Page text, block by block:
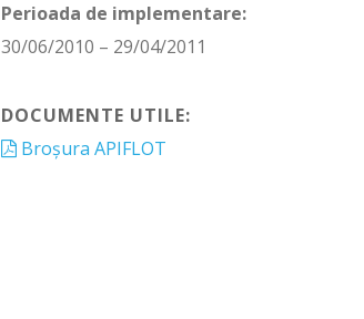
Perioada de implementare:
30/06/2010 – 29/04/2011
DOCUMENTE UTILE:
Broșura APIFLOT